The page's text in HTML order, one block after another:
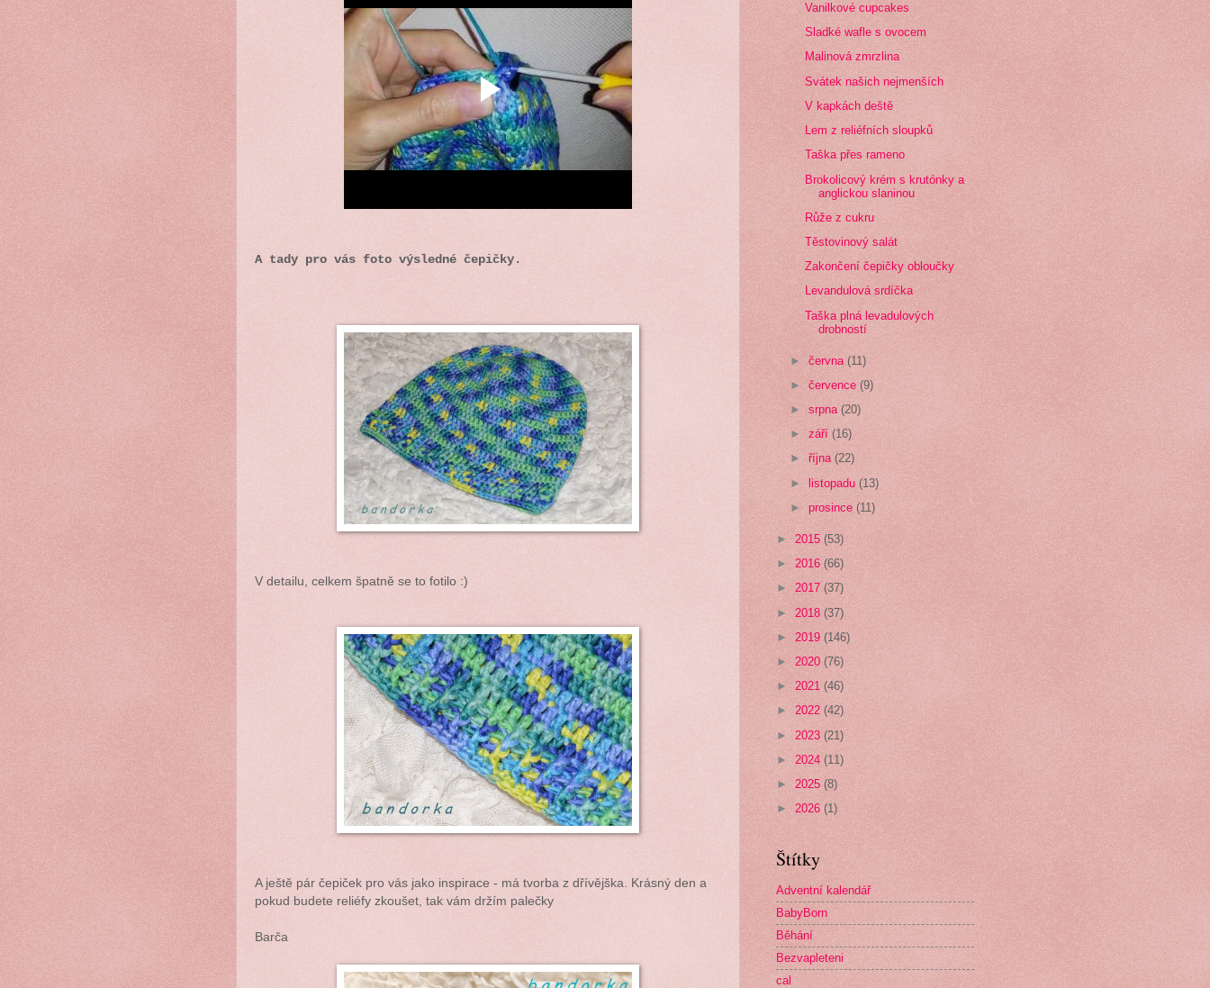
A tady pro vás foto výsledné čepičky.
V detailu, celkem špatně se to fotilo :)
A ještě pár čepiček pro vás jako inspirace - má tvorba z dřívějška. Krásný den a
pokud budete reliéfy zkoušet, tak vám držím palečky
Barča
Vanilkové cupcakes
Sladké wafle s ovocem
Malinová zmrzlina
Svátek našich nejmenších
V kapkách deště
Lem z reliéfních sloupků
Taška přes rameno
Brokolicový krém s krutónky a
anglickou slaninou
Růže z cukru
Těstovinový salát
Zakončení čepičky obloučky
Levandulová srdíčka
Taška plná levadulových
drobností
►června(11)
►července(9)
►srpna (20)
►září(16)
►října(22)
►listopadu(13)
►prosince(11)
► 2015 (53)
► 2016 (66)
► 2017 (37)
► 2018 (37)
► 2019 (146)
► 2020 (76)
► 2021 (46)
► 2022 (42)
► 2023 (21)
► 2024 (11)
► 2025 (8)
► 2026 (1)
Štítky
Adventní kalendář
BabyBorn
Běhání
Bezvapleteni
cal